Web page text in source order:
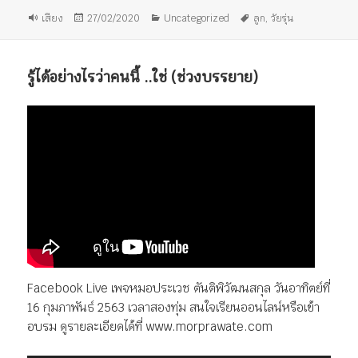
รูป
เสียง
เขียน
27/02/2020
หมวด
Uncategorized
ป้าย
ลูก,วัยรุ่น
รู้ได้อย่างไรว่าคนนี้ ..​ใช่ (ช่วงบรรยาย)
Facebook Live เพจหมอประเวช ตันติพิวัฒนสกุล วันอาทิตย์ที่
16 กุมภาพันธ์ 2563 เวลาสองทุ่ม สนใจเรียนออนไลน์หรือเข้า
อบรม ดูรายละเอียดได้ที่ www.morprawate.com